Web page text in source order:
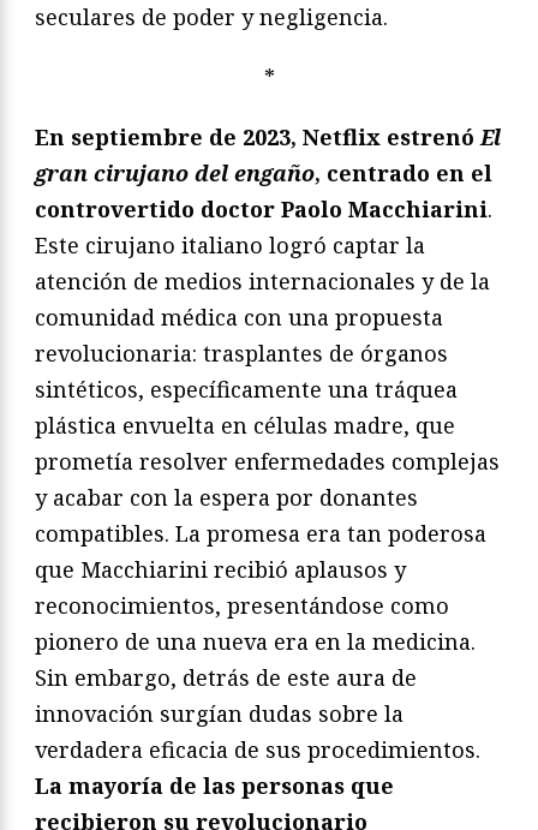
seculares de poder y negligencia.
*
En septiembre de 2023, Netflix estrenóEl
gran cirujano del engaño, centrado en el
controvertido doctor Paolo Macchiarini.
Este cirujano italiano logró captar la
atención de medios internacionales y de la
comunidad médica con una propuesta
revolucionaria: trasplantes de órganos
sintéticos, específicamente una tráquea
plástica envuelta en células madre, que
prometía resolver enfermedades complejas
y acabar con la espera por donantes
compatibles. La promesa era tan poderosa
que Macchiarini recibió aplausos y
reconocimientos, presentándose como
pionero de una nueva era en la medicina.
Sin embargo, detrás de este aura de
innovación surgían dudas sobre la
verdadera eficacia de sus procedimientos.
La mayoría de las personas que
recibieron su revolucionario